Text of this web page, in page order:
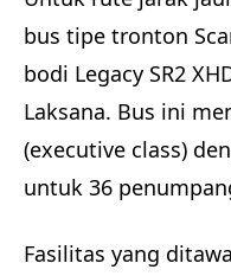
bus tipe tronton
bodi Legacy SR2
Laksana. Bus ini
(executive class)
untuk 36
Fasilitas yang